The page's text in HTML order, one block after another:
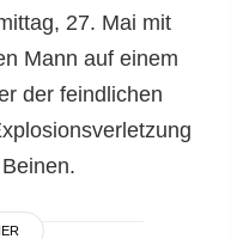
27. Mai mit
Mann auf einem
der feindlichen